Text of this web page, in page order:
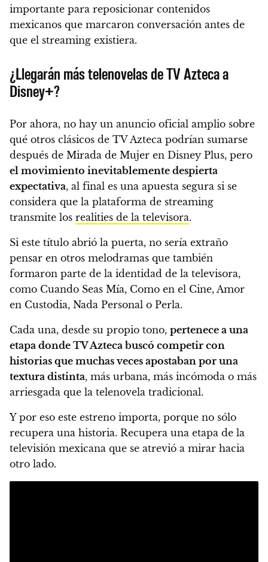
importante para reposicionar contenidos
mexicanos que marcaron conversación antes de
que el streaming existiera.
¿Llegarán más telenovelas de TV Azteca a
Disney+?
Por ahora, no hay un anuncio oficial amplio sobre
qué otros clásicos de TV Azteca podrían sumarse
después de Mirada de Mujer en Disney Plus, pero
el movimiento inevitablemente despierta
expectativa, al final es una apuesta segura si se
considera que la plataforma de streaming
transmite los realities de la televisora.
Si este título abrió la puerta, no sería extraño
pensar en otros melodramas que también
formaron parte de la identidad de la televisora,
como Cuando Seas Mía, Como en el Cine, Amor
en Custodia, Nada Personal o Perla.
Cada una, desde su propio tono, pertenece a una
etapa donde TV Azteca buscó competir con
historias que muchas veces apostaban por una
textura distinta, más urbana, más incómoda o más
arriesgada que la telenovela tradicional.
Y por eso este estreno importa, porque no sólo
recupera una historia. Recupera una etapa de la
televisión mexicana que se atrevió a mirar hacia
otro lado.